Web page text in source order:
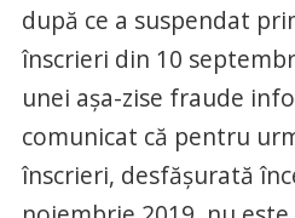
după ce a suspendat
înscrieri din 10
unei așa-zise fraude
comunicat că pentru
înscrieri, desfășurată